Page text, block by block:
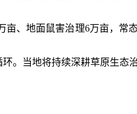
亩、地面鼠害治理6万亩，常
。当地将持续深耕草原生态